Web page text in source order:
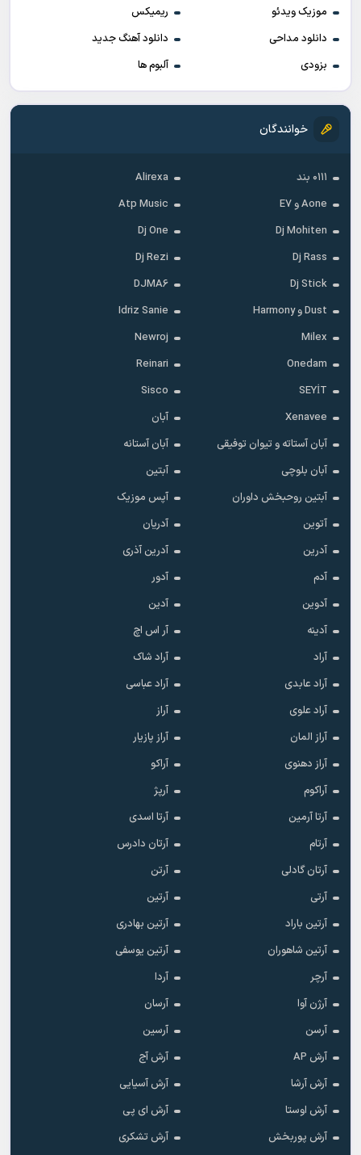
موزیک ویدئو
ریمیکس
دانلود مداحی
دانلود آهنگ جدید
بزودی
آلبوم ها
خوانندگان
۰۱۱۱ بند
Alirexa
Aone و E7
Atp Music
Dj Mohiten
Dj One
Dj Rass
Dj Rezi
Dj Stick
DJMA6
Dust و Harmony
Idriz Sanie
Milex
Newroj
Onedam
Reinari
SEYİT
Sisco
Xenavee
آبان
آبان آستاته و تیوان توفیقی
آبان آستانه
آبان بلوچی
آبتین
آبتین روحبخش داوران
آپس موزیک
آتوین
آدریان
آدرین
آدرین آذری
آدم
آدور
آدوین
آدین
آدینه
آر اس اچ
آراد
آراد شاک
آراد عابدی
آراد عباسی
آراد علوی
آراز
آراز المان
آراز پازیار
آراز دهنوی
آراکو
آراکوم
آرپژ
آرتا آرمین
آرتا اسدی
آرتام
آرتان دادرس
آرتان گادلی
آرتن
آرتی
آرتین
آرتین باراد
آرتین بهادری
آرتین شاهوران
آرتین یوسفی
آرچر
آردا
آرژن آوا
آرسان
آرسن
آرسین
آرش AP
آرش آج
آرش آرشا
آرش آسیایی
آرش اوستا
آرش ای پی
آرش پوربخش
آرش تشکری